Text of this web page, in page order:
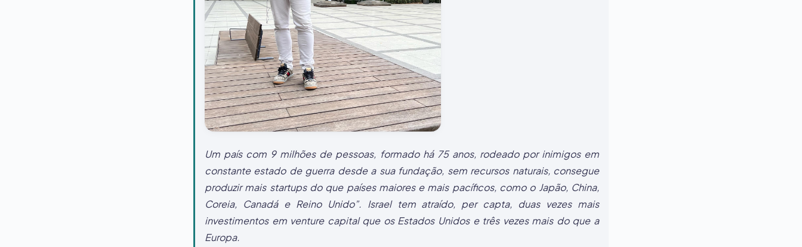
Um país com 9 milhões de pessoas, formado há 75 anos, rodeado por inimigos em
constante estado de guerra desde a sua fundação, sem recursos naturais, consegue
produzir mais startups do que países maiores e mais pacíficos, como o Japão, China,
Coreia, Canadá e Reino Unido”. Israel tem atraído, per capta, duas vezes mais
investimentos em venture capital que os Estados Unidos e três vezes mais do que a
Europa.